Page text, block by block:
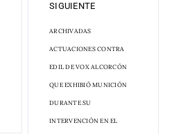
SIGUIENTE
ARCHIVADAS
ACTUACIONES CONTRA
EDIL DE VOX ALCORCÓN
QUE EXHIBIÓ MUNICIÓN
DURANTE SU
INTERVENCIÓN EN EL